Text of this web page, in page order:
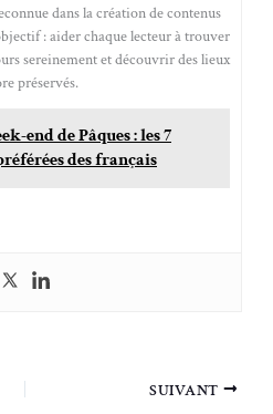
dans la création de contenus
: aider chaque lecteur à trouver
sereinement et découvrir des lieux
préservés.
end de Pâques : les 7
des français
SUIVANT